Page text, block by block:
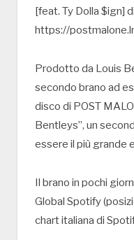
[feat. Ty Dolla $ign]
https://
Prodotto da Louis
secondo brano ad
disco di POST
Bentleys”, un
essere il più grande
Il brano in pochi
Global Spotify
chart italiana di